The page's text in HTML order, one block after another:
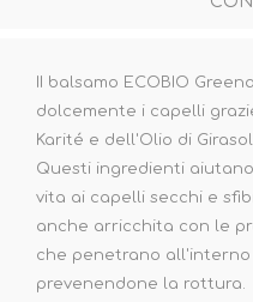
II balsamo ECOBIO
dolcemente i capelli
Karité e dell'Olio di
Questi ingredienti
vita ai capelli secchi e
anche arricchita con le
che penetrano
prevenendone la rottura.